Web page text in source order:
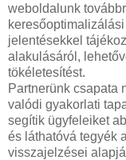
weboldalunk
jelentésekkel
alakulásáról,
tökéletesítést.
Partnerünk csapata
valódi gyakorlati
segítik ügyfeleiket
és láthatóvá tegyék
visszajelzései